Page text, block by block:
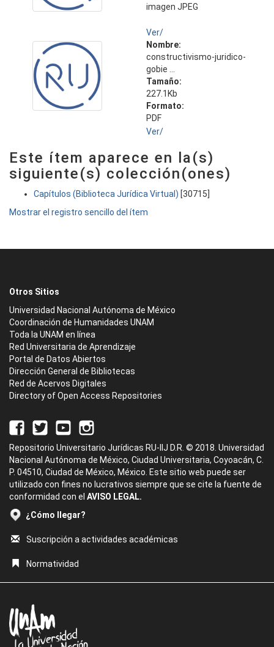
imagen JPEG
Ver/
Nombre:
constructivismo-juridico-
gobie ...
Tamaño:
227.1Kb
Formato:
PDF
Ver/
Este ítem aparece en la(s)
siguiente(s) colección(ones)
Capítulos (Biblioteca Jurídica Virtual) [30715]
Mostrar el registro sencillo del ítem
Otros Sitios
Universidad Nacional Autónoma de México
Coordinación de Humanidades UNAM
Toda la UNAM en línea
Red Universitaria de Aprendizaje
Portal de Datos Abiertos
Dirección General de Bibliotecas
Red de Acervos Digitales
Directory of Open Access Repositories
Repositorio Universitario Jurídicas RU-IIJ D.R. © 2018. Universidad
Nacional Autónoma de México, Ciudad Universitaria, Coyoacán, C.
P. 04510, Ciudad de México, México. Este sitio web puede ser
utilizado con fines no lucrativos siempre que se cite la fuente de
conformidad con el AVISO LEGAL.
¿Cómo llegar?
Suscripción a actividades académicas
Normatividad